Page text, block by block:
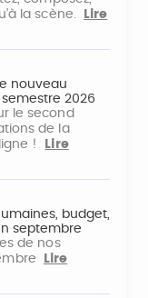
la scène.
Lire
nouveau
2026
le second
de la
!
Lire
budget,
septembre
de nos
Lire